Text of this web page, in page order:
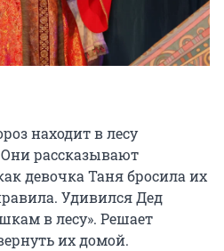
находит в лесу
рассказывают
девочка Таня бросила их
Удивился Дед
в лесу». Решает
их домой.